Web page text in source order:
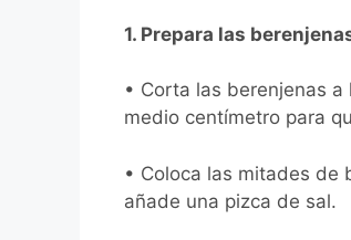
1. Prepara las
• Corta las berenjenas
medio centímetro para
• Coloca las mitades de
añade una pizca de sal.